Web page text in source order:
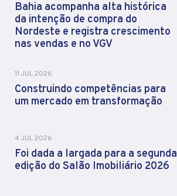
Bahia acompanha alta histórica
da intenção de compra do
Nordeste e registra crescimento
nas vendas e no VGV
11 JUL 2026
Construindo competências para
um mercado em transformação
4 JUL 2026
Foi dada a largada para a segunda
edição do Salão Imobiliário 2026